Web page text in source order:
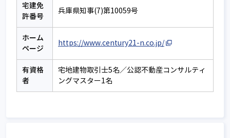
宅建免
許番号
兵庫県知事(7)第10059号
ホーム
ページ
https://www.century21-n.co.jp/
有資格
者
宅地建物取引士5名／公認不動産コンサルティ
ングマスター1名